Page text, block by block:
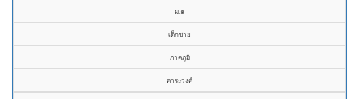
ม.๑
เด็กชาย
ภาคภูมิ
คาระวงค์